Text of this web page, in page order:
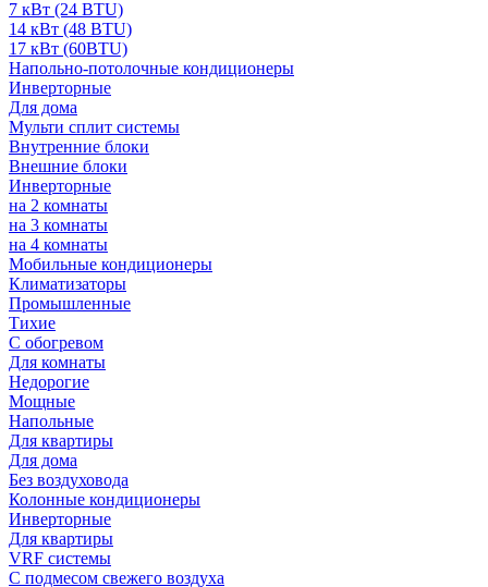
7 кВт (24 BTU)
14 кВт (48 BTU)
17 кВт (60BTU)
Напольно-потолочные кондиционеры
Инверторные
Для дома
Мульти сплит системы
Внутренние блоки
Внешние блоки
Инверторные
на 2 комнаты
на 3 комнаты
на 4 комнаты
Мобильные кондиционеры
Климатизаторы
Промышленные
Тихие
С обогревом
Для комнаты
Недорогие
Мощные
Напольные
Для квартиры
Для дома
Без воздуховода
Колонные кондиционеры
Инверторные
Для квартиры
VRF системы
С подмесом свежего воздуха